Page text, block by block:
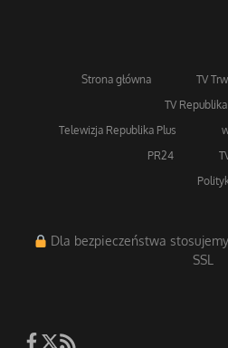
Strona główna TV
TV Republika
Telewizja Republika Plus
PR24
Dla bezpieczeństwa
SSL